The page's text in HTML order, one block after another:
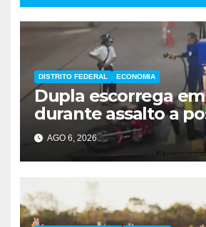
DISTRITO FEDERAL ECONOMIA
Dupla escorrega
durante assalto a
Ceilândia
AGO 6, 2026